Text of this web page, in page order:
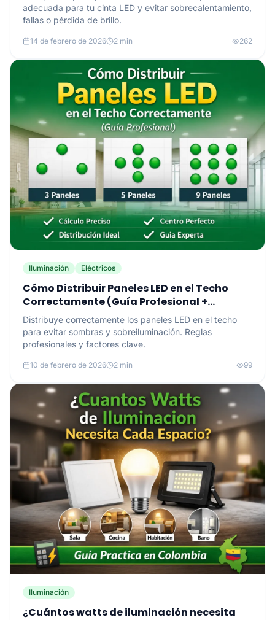
adecuada para tu cinta LED y evitar sobrecalentamiento,
fallas o pérdida de brillo.
14 de febrero de 2026 2 min 262
Iluminación Eléctricos
Cómo Distribuir Paneles LED en el Techo
Correctamente (Guía Profesional +
Calculadora)
Distribuye correctamente los paneles LED en el techo
para evitar sombras y sobreiluminación. Reglas
profesionales y factores clave.
10 de febrero de 2026 2 min 99
Iluminación
¿Cuántos watts de iluminación necesita